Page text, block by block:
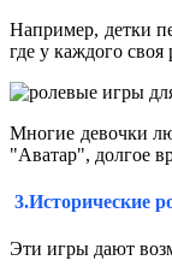
Например, детки
где у каждого своя
Многие девочки
"Аватар", долгое
3.Исторические
Эти игры дают